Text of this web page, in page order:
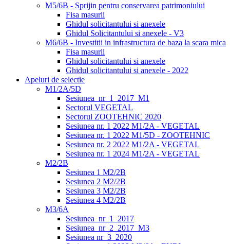
M5/6B - Sprijin pentru conservarea patrimoniului
Fisa masurii
Ghidul solicitantului si anexele
Ghidul Solicitantului si anexele - V3
M6/6B - Investitii in infrastructura de baza la scara mica
Fisa masurii
Ghidul solicitantului si anexele
Ghidul solicitantului si anexele - 2022
Apeluri de selectie
M1/2A/5D
Sesiunea_nr_1_2017_M1
Sectorul VEGETAL
Sectorul ZOOTEHNIC 2020
Sesiunea nr. 1 2022 M1/2A - VEGETAL
Sesiunea nr. 1 2022 M1/5D - ZOOTEHNIC
Sesiunea nr. 2 2022 M1/2A - VEGETAL
Sesiunea nr. 1 2024 M1/2A - VEGETAL
M2/2B
Sesiunea 1 M2/2B
Sesiunea 2 M2/2B
Sesiunea 3 M2/2B
Sesiunea 4 M2/2B
M3/6A
Sesiunea_nr_1_2017
Sesiunea_nr_2_2017_M3
Sesiunea nr_3_2020